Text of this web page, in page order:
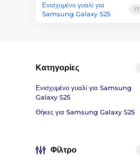
Ενισχυμένο γυαλί για
Samsung Galaxy S25
17
Κατηγορίες
Ενισχυμένο γυαλί για Samsung
Galaxy S25
Θήκες για Samsung Galaxy S25
Φίλτρο